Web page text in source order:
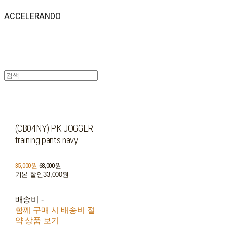
ACCELERANDO
(CB04NY) PK JOGGER
training pants navy
35,000원 68,000원
기본 할인33,000원
배송비 -
함께 구매 시 배송비 절
약 상품 보기